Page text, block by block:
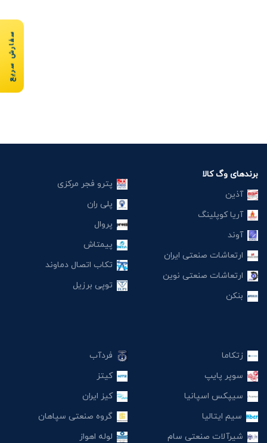
برندهای وگ کالا
آذین
آریا کوپلینگ
آوند
ارتعاشات صنعتی ایران
ارتعاشات صنعتی نوین
بنکن
پترو فجر مرکزی
پلی ران
پروال
پیمتاش
تکاب اتصال دماوند
توپی برزیل
زتکاما
سوپر پایپ
سیپکس اسپانیا
سیم ایتالیا
شیرآلات صنعتی سام
فردآب
کیتز
کیز ایران
گروه صنعتی سپاهان
لوله اهواز
سفارش سریع